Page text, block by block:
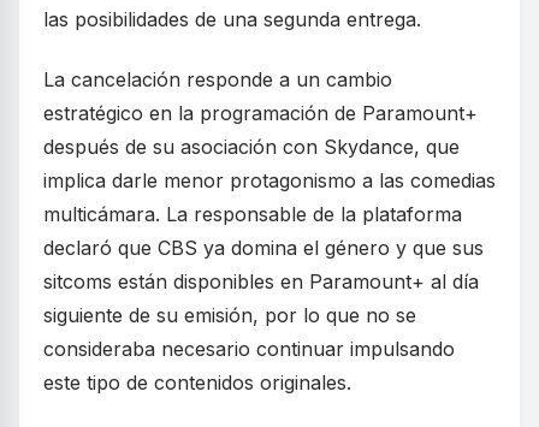
las posibilidades de una segunda entrega.
La cancelación responde a un cambio
estratégico en la programación de Paramount+
después de su asociación con Skydance, que
implica darle menor protagonismo a las comedias
multicámara. La responsable de la plataforma
declaró que CBS ya domina el género y que sus
sitcoms están disponibles en Paramount+ al día
siguiente de su emisión, por lo que no se
consideraba necesario continuar impulsando
este tipo de contenidos originales.